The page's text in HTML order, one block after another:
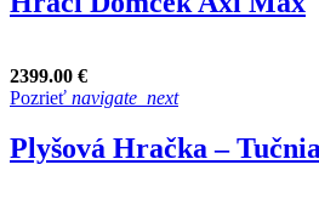
2399.00 €
Pozrieť navigate_next
Plyšová Hračka –